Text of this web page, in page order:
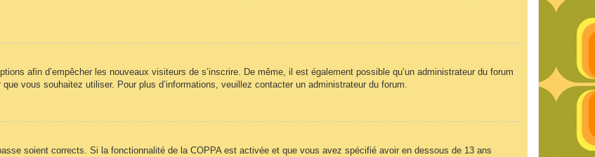
afin d’empêcher les nouveaux visiteurs de s’inscrire. De même, il est également possible qu’un administrateur du forum
vous souhaitez utiliser. Pour plus d’informations, veuillez contacter un administrateur du forum.
soient corrects. Si la fonctionnalité de la COPPA est activée et que vous avez spécifié avoir en dessous de 13 ans